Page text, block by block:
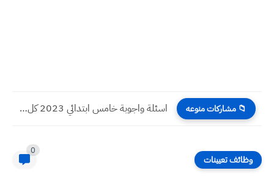
📁 مشاركات منوعه اسئلة واجوبة خامس ابتدائي 2023 كل المواد التلفزيون التربوي ولجميع...
وظائف تعيينات
0